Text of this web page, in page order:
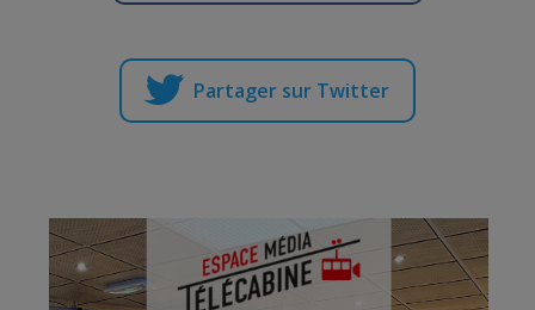
Partager sur Twitter